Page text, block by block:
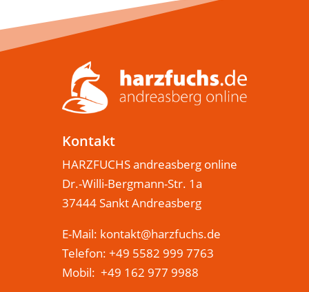
Kontakt
HARZFUCHS andreasberg online
Dr.-Willi-Bergmann-Str. 1a
37444 Sankt Andreasberg
E-Mail: kontakt@harzfuchs.de
Telefon: +49 5582 999 7763
Mobil: +49 162 977 9988